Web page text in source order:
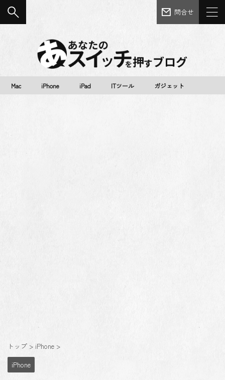
問合せ
Mac iPhone iPad ITツール ガジェット
トップ > iPhone >
iPhone